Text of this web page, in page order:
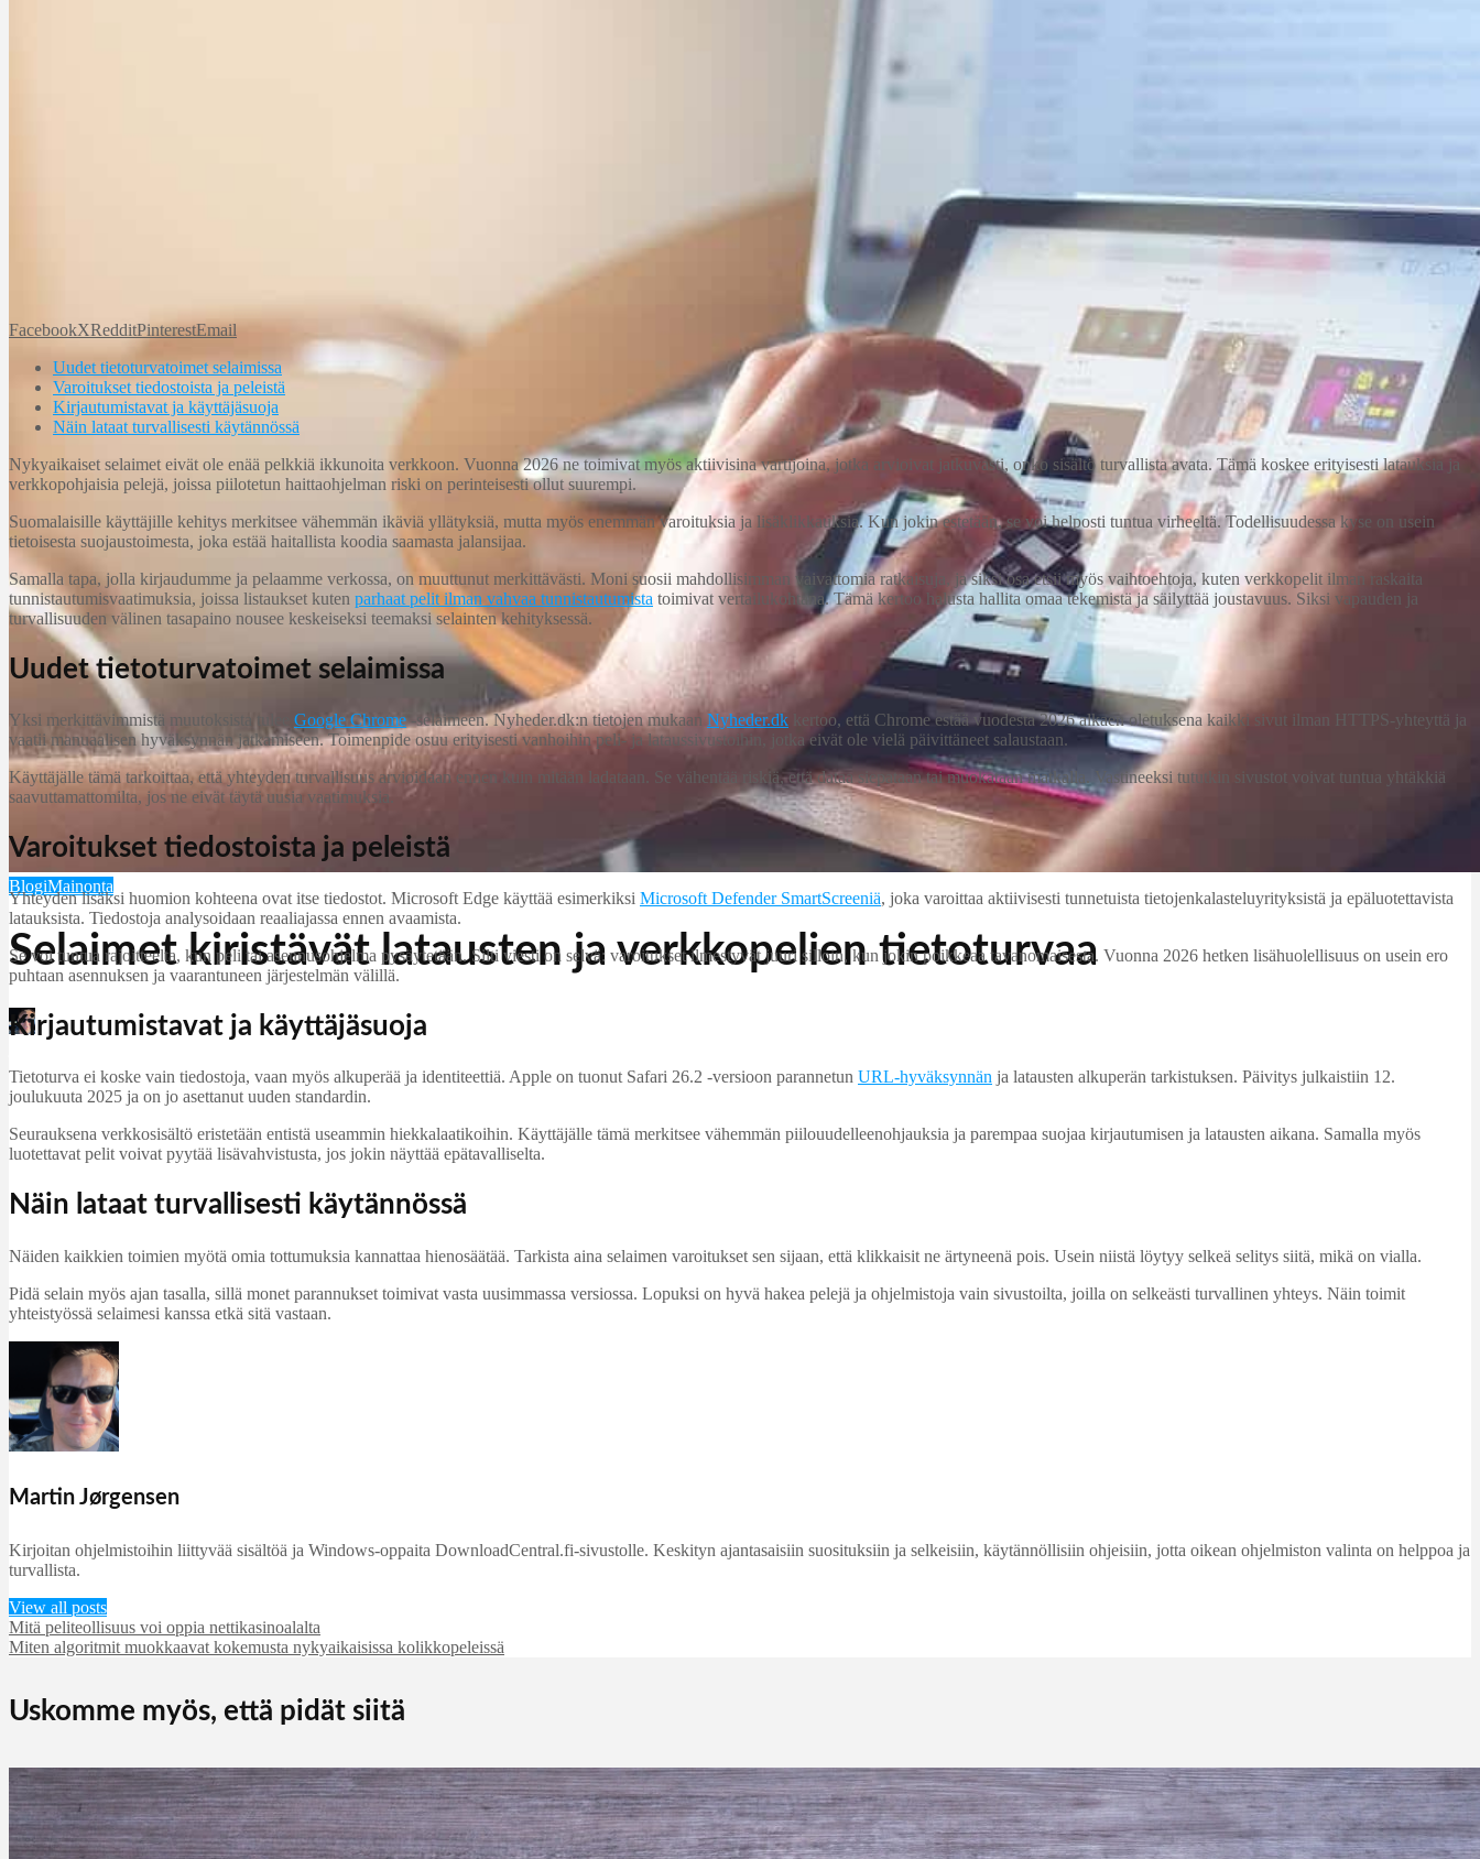
BlogiMainonta
Selaimet kiristävät latausten ja verkkopelien tietoturvaa
Martin Jørgensen
FacebookXRedditPinterestEmail
Uudet tietoturvatoimet selaimissa
Varoitukset tiedostoista ja peleistä
Kirjautumistavat ja käyttäjäsuoja
Näin lataat turvallisesti käytännössä
Nykyaikaiset selaimet eivät ole enää pelkkiä ikkunoita verkkoon. Vuonna 2026 ne toimivat myös aktiivisina vartijoina, jotka arvioivat jatkuvasti, onko sisältö turvallista avata. Tämä koskee erityisesti latauksia ja
verkkopohjaisia pelejä, joissa piilotetun haittaohjelman riski on perinteisesti ollut suurempi.
Suomalaisille käyttäjille kehitys merkitsee vähemmän ikäviä yllätyksiä, mutta myös enemmän varoituksia ja lisäklikkauksia. Kun jokin estetään, se voi helposti tuntua virheeltä. Todellisuudessa kyse on usein
tietoisesta suojaustoimesta, joka estää haitallista koodia saamasta jalansijaa.
Samalla tapa, jolla kirjaudumme ja pelaamme verkossa, on muuttunut merkittävästi. Moni suosii mahdollisimman vaivattomia ratkaisuja, ja siksi osa etsii myös vaihtoehtoja, kuten verkkopelit ilman raskaita
tunnistautumisvaatimuksia, joissa listaukset kuten parhaat pelit ilman vahvaa tunnistautumista toimivat vertailukohtana. Tämä kertoo halusta hallita omaa tekemistä ja säilyttää joustavuus. Siksi vapauden ja
turvallisuuden välinen tasapaino nousee keskeiseksi teemaksi selainten kehityksessä.
Uudet tietoturvatoimet selaimissa
Yksi merkittävimmistä muutoksista tulee Google Chrome-selaimeen. Nyheder.dk:n tietojen mukaan Nyheder.dk kertoo, että Chrome estää vuodesta 2026 alkaen oletuksena kaikki sivut ilman HTTPS-yhteyttä ja
vaatii manuaalisen hyväksynnän jatkamiseen. Toimenpide osuu erityisesti vanhoihin peli- ja lataussivustoihin, jotka eivät ole vielä päivittäneet salaustaan.
Käyttäjälle tämä tarkoittaa, että yhteyden turvallisuus arvioidaan ennen kuin mitään ladataan. Se vähentää riskiä, että dataa siepataan tai muokataan matkalla. Vastineeksi tututkin sivustot voivat tuntua yhtäkkiä
saavuttamattomilta, jos ne eivät täytä uusia vaatimuksia.
Varoitukset tiedostoista ja peleistä
Yhteyden lisäksi huomion kohteena ovat itse tiedostot. Microsoft Edge käyttää esimerkiksi Microsoft Defender SmartScreeniä, joka varoittaa aktiivisesti tunnetuista tietojenkalasteluyrityksistä ja epäluotettavista
latauksista. Tiedostoja analysoidaan reaaliajassa ennen avaamista.
Se voi tuntua rajoitteelta, kun peli tai asennusohjelma pysäytetään. Silti viesti on selvä: varoitukset ilmestyvät juuri silloin, kun jokin poikkeaa tavanomaisesta. Vuonna 2026 hetken lisähuolellisuus on usein ero
puhtaan asennuksen ja vaarantuneen järjestelmän välillä.
Kirjautumistavat ja käyttäjäsuoja
Tietoturva ei koske vain tiedostoja, vaan myös alkuperää ja identiteettiä. Apple on tuonut Safari 26.2 -versioon parannetun URL-hyväksynnän ja latausten alkuperän tarkistuksen. Päivitys julkaistiin 12.
joulukuuta 2025 ja on jo asettanut uuden standardin.
Seurauksena verkkosisältö eristetään entistä useammin hiekkalaatikoihin. Käyttäjälle tämä merkitsee vähemmän piilouudelleenohjauksia ja parempaa suojaa kirjautumisen ja latausten aikana. Samalla myös
luotettavat pelit voivat pyytää lisävahvistusta, jos jokin näyttää epätavalliselta.
Näin lataat turvallisesti käytännössä
Näiden kaikkien toimien myötä omia tottumuksia kannattaa hienosäätää. Tarkista aina selaimen varoitukset sen sijaan, että klikkaisit ne ärtyneenä pois. Usein niistä löytyy selkeä selitys siitä, mikä on vialla.
Pidä selain myös ajan tasalla, sillä monet parannukset toimivat vasta uusimmassa versiossa. Lopuksi on hyvä hakea pelejä ja ohjelmistoja vain sivustoilta, joilla on selkeästi turvallinen yhteys. Näin toimit
yhteistyössä selaimesi kanssa etkä sitä vastaan.
Martin Jørgensen
Kirjoitan ohjelmistoihin liittyvää sisältöä ja Windows-oppaita DownloadCentral.fi-sivustolle. Keskityn ajantasaisiin suosituksiin ja selkeisiin, käytännöllisiin ohjeisiin, jotta oikean ohjelmiston valinta on helppoa ja
turvallista.
View all posts
Mitä peliteollisuus voi oppia nettikasinoalalta
Miten algoritmit muokkaavat kokemusta nykyaikaisissa kolikkopeleissä
Uskomme myös, että pidät siitä